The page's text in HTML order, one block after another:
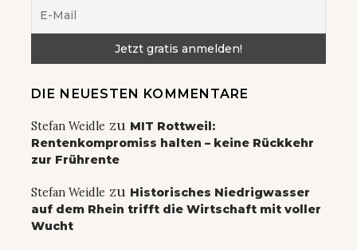
DIE NEUESTEN KOMMENTARE
Stefan Weidle zu MIT Rottweil:
Rentenkompromiss halten – keine Rückkehr
zur Frührente
Stefan Weidle zu Historisches Niedrigwasser
auf dem Rhein trifft die Wirtschaft mit voller
Wucht